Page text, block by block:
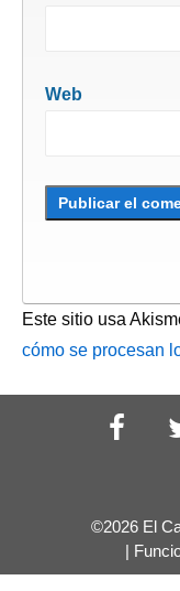
Web
Este sitio usa
cómo se procesan
©2026 El
|